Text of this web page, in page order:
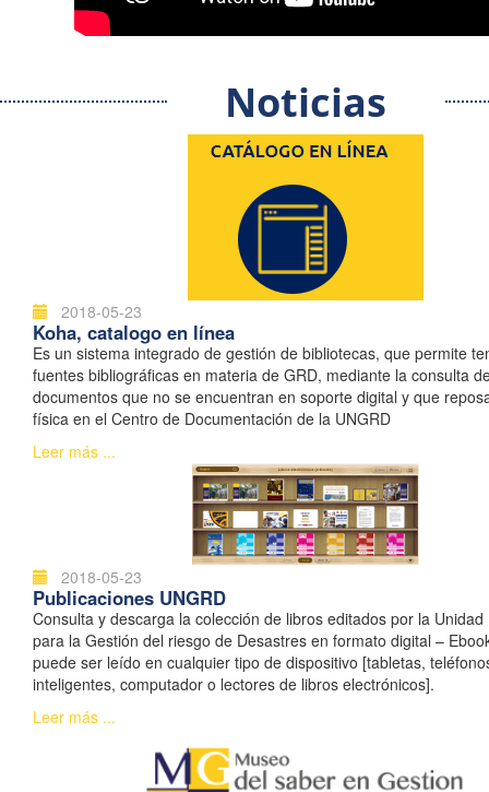
Noticias
2018-05-23
Koha, catalogo en línea
Es un sistema integrado de gestión de bibliotecas, que permite
fuentes bibliográficas en materia de GRD, mediante la consulta
documentos que no se encuentran en soporte digital y que
física en el Centro de Documentación de la UNGRD
Leer más ...
2018-05-23
Publicaciones UNGRD
Consulta y descarga la colección de libros editados por la Unidad
para la Gestión del riesgo de Desastres en formato digital –
puede ser leído en cualquier tipo de dispositivo [tabletas,
inteligentes, computador o lectores de libros electrónicos].
Leer más ...